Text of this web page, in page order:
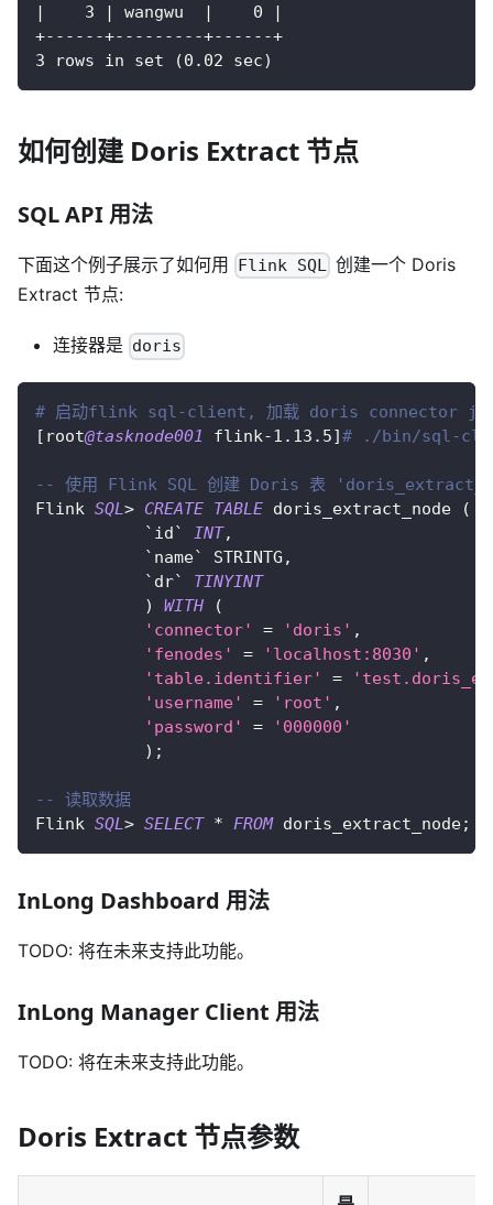
|    3 | wangwu  |    0 |
+------+---------+------+
3 rows in set (0.02 sec)
如何创建 Doris Extract 节点
SQL API 用法
下面这个例子展示了如何用 Flink SQL 创建一个 Doris
Extract 节点:
连接器是 doris
# 启动flink sql-client, 加载 doris connector
[ root@tasknode001 flink-1.13 .5] # ./bin/sql-
-- 使用 Flink SQL 创建 Doris 表
Flink SQL> CREATE TABLE doris_extract_node
(
` id ` INT,
` name` STRINTG ,
` dr`
TINYINT
)
WITH
(
'connector'
= 'doris' ,
'fenodes'
= 'localhost:8030' ,
'table.identifier'
=
'username'
= 'root' ,
'password'
=
'000000'
) ;
-- 读取数据
Flink SQL> SELECT * FROM doris_extract_node;
InLong Dashboard 用法
TODO: 将在未来支持此功能。
InLong Manager Client 用法
TODO: 将在未来支持此功能。
Doris Extract 节点参数